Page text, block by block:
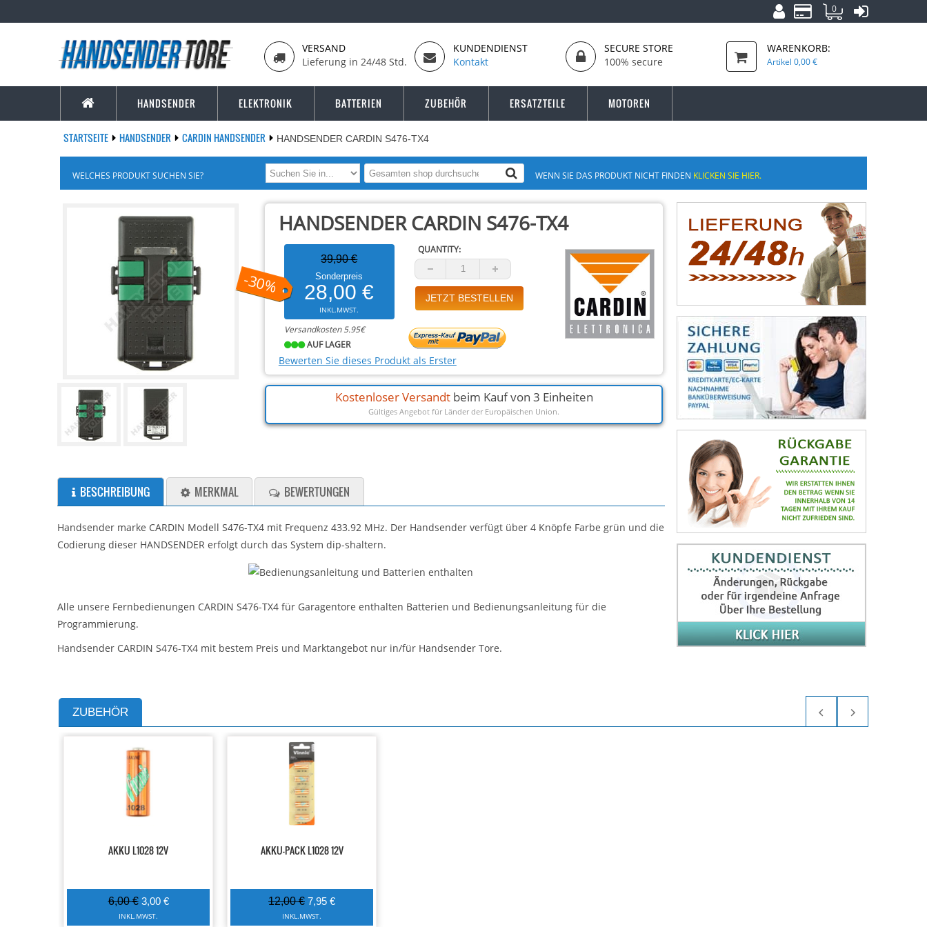
0
VERSAND
Lieferung in 24/48 Std.
KUNDENDIENST
Kontakt
SECURE STORE
100% secure
WARENKORB:
Artikel 0,00 €
HANDSENDER ELEKTRONIK BATTERIEN ZUBEHÖR ERSATZTEILE MOTOREN
STARTSEITE HANDSENDER CARDIN HANDSENDER HANDSENDER CARDIN S476-TX4
WELCHES PRODUKT SUCHEN SIE? WENN SIE DAS PRODUKT NICHT FINDEN KLICKEN SIE HIER.
HANDSENDER CARDIN S476-TX4
39,90 €
Sonderpreis
28,00 €
INKL.MWST.
Versandkosten 5.95€
AUF LAGER
-30%
QUANTITY:
JETZT BESTELLEN
Bewerten Sie dieses Produkt als Erster
Kostenloser Versandtbeim Kauf von 3 Einheiten
Gültiges Angebot für Länder der Europäischen Union.
BESCHREIBUNG MERKMAL BEWERTUNGEN
Handsender marke CARDIN Modell S476-TX4 mit Frequenz 433.92 MHz. Der Handsender verfügt über 4 Knöpfe Farbe grün und die
Codierung dieser HANDSENDER erfolgt durch das System dip-shaltern.
Alle unsere Fernbedienungen CARDIN S476-TX4 für Garagentore enthalten Batterien und Bedienungsanleitung für die
Programmierung.
Handsender CARDIN S476-TX4 mit bestem Preis und Marktangebot nur in/für Handsender Tore.
ZUBEHÖR
AKKU L1028 12V
6,00 € 3,00 €
INKL.MWST.
AKKU-PACK L1028 12V
12,00 € 7,95 €
INKL.MWST.